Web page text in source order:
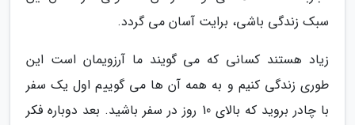
سبک زندگی باشی، برایت آسان می گردد.
زیاد هستند کسانی که می گویند ما آرزویمان است این
طوری زندگی کنیم و به همه آن ها می گوییم اول یک سفر
با چادر بروید که بالای 10 روز در سفر باشید. بعد دوباره فکر